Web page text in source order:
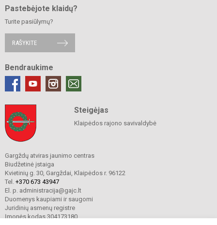
Pastebėjote klaidų?
Turite pasiūlymų?
RAŠYKITE
Bendraukime
Steigėjas
Klaipėdos rajono savivaldybė
Gargždų atviras jaunimo centras
Biudžetinė įstaiga
Kvietinių g. 30, Gargždai, Klaipėdos r. 96122
Tel. +370 673 43947
El. p. administracija@gajc.lt
Duomenys kaupiami ir saugomi
Juridinių asmenų registre
Įmonės kodas 304173180